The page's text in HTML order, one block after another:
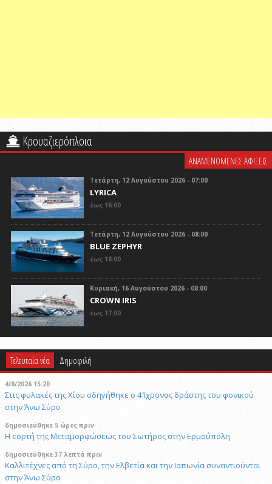
Κρουαζιερόπλοια
ΑΝΑΜΕΝΟΜΕΝΕΣ ΑΦΙΞΕΙΣ
Τετάρτη, 12 Αυγούστου 2026 - 07:00
LYRICA
έως 16:00
Τετάρτη, 12 Αυγούστου 2026 - 08:00
BLUE ZEPHYR
έως 18:00
Κυριακή, 16 Αυγούστου 2026 - 08:00
CROWN IRIS
έως 17:00
Τελευταία νέα Δημοφιλή
4/8/2026 15:20
Στις φυλακές της Χίου οδηγήθηκε ο 41χρονος δράστης του φονικού
στην Άνω Σύρο
δημοσιεύθηκε 5 ώρες πριν
Η εορτή της Μεταμορφώσεως του Σωτήρος στην Ερμούπολη
δημοσιεύθηκε 37 λεπτά πριν
Καλλιτέχνες από τη Σύρο, την Ελβετία και την Ιαπωνία συναντιούνται
στην Άνω Σύρο